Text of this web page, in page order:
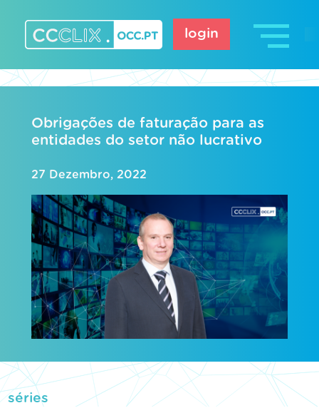
content
login
Obrigações de faturação para as
entidades do setor não lucrativo
27 Dezembro, 2022
séries